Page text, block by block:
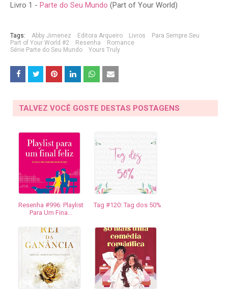
Livro 1 - Parte do Seu Mundo (Part of Your World)
Tags: Abby Jimenez Editora Arqueiro Livros
Para Sempre Seu
Part of Your World #2
Resenha
Romance
Série Parte do Seu Mundo
Yours Truly
TALVEZ VOCÊ GOSTE DESTAS POSTAGENS
Resenha #996: Playlist
Para Um Fina...
Tag #120: Tag dos 50%